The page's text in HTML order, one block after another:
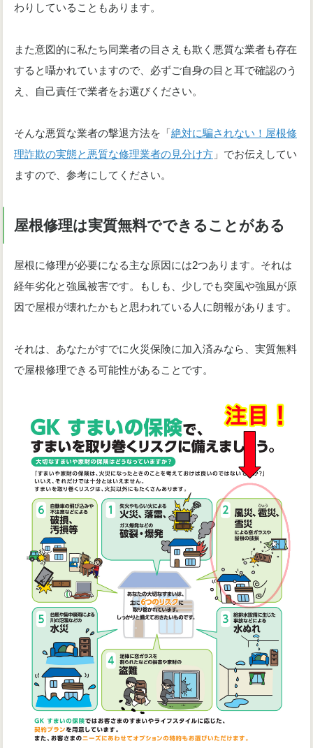
わりしていることもあります。
また意図的に私たち同業者の目さえも欺く悪質な業者も存在
すると囁かれていますので、必ずご自身の目と耳で確認のう
え、自己責任で業者をお選びください。
そんな悪質な業者の撃退方法を「絶対に騙されない！屋根修
理詐欺の実態と悪質な修理業者の見分け方 」でお伝えしてい
ますので、参考にしてください。
屋根修理は実質無料でできることがある
屋根に修理が必要になる主な原因には2つあります。それは
経年劣化と強風被害です。もしも、少しでも突風や強風が原
因で屋根が壊れたかもと思われている人に朗報があります。
それは、あなたがすでに火災保険に加入済みなら、実質無料
で屋根修理できる可能性があることです。